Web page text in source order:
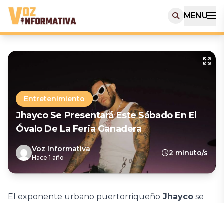
MENU
Entretenimiento
Jhayco Se Presentará Este Sábado En El
Óvalo De La Feria Ganadera
Voz Informativa
Hace 1 año
2 minuto/s
El exponente urbano puertorriqueño Jhayco se